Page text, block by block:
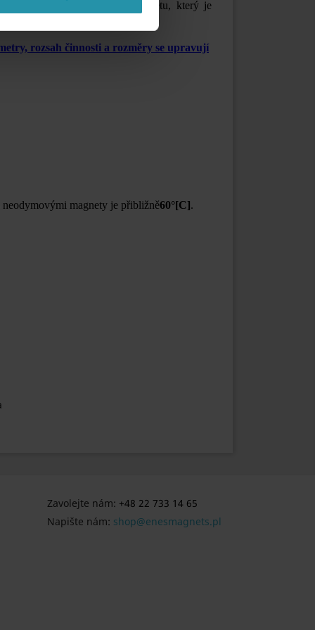
povrch deskového magnetu, který je
rozsah činnosti a rozměry se upravují
magnety je přibližně60°[C].
Zavolejte nám: +48 22 733 14 65
Napište nám: shop@enesmagnets.pl